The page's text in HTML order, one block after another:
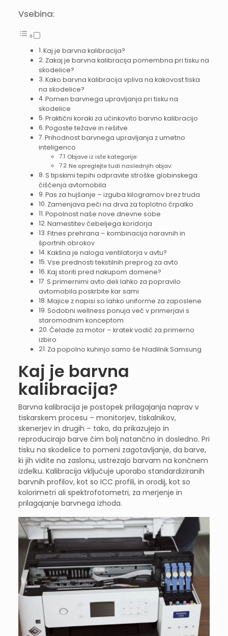
Vsebina:
Kaj je barvna kalibracija?
Zakaj je barvna kalibracija pomembna pri tisku na
skodelice?
Kako barvna kalibracija vpliva na kakovost tiska
na skodelice?
Pomen barvnega upravljanja pri tisku na
skodelice
Praktični koraki za učinkovito barvno kalibracijo
Pogoste težave in rešitve
Prihodnost barvnega upravljanja z umetno
inteligenco
Objave iz iste kategorije:
Ne spreglejte tudi naslednjih objav:
S tipskimi tepihi odpravite stroške globinskega
čiščenja avtomobila
Pas za hujšanje – izguba kilogramov brez truda
Zamenjava peči na drva za toplotno črpalko
Popolnost naše nove dnevne sobe
Namestitev čebeljega koridorja
Fitnes prehrana – kombinacija naravnih in
športnih obrokov
Kakšna je naloga ventilatorja v avtu?
Vse prednosti tekstilnih preprog za avto
Kaj storiti pred nakupom domene?
S primernimi avto deli lahko za popravilo
avtomobila poskrbite kar sami
Majice z napisi so lahko uniforme za zaposlene
Sodobni wellness ponuja več v primerjavi s
staromodnim konceptom
Čelade za motor – kratek vodič za primerno
izbiro
Za popolno kuhinjo samo še hladilnik Samsung
Kaj je barvna
kalibracija?
Barvna kalibracija je postopek prilagajanja naprav v
tiskarskem procesu – monitorjev, tiskalnikov,
skenerjev in drugih – tako, da prikazujejo in
reproducirajo barve čim bolj natančno in dosledno. Pri
tisku na skodelice to pomeni zagotavljanje, da barve,
ki jih vidite na zaslonu, ustrezajo barvam na končnem
izdelku. Kalibracija vključuje uporabo standardiziranih
barvnih profilov, kot so ICC profili, in orodij, kot so
kolorimetri ali spektrofotometri, za merjenje in
prilagajanje barvnega izhoda.